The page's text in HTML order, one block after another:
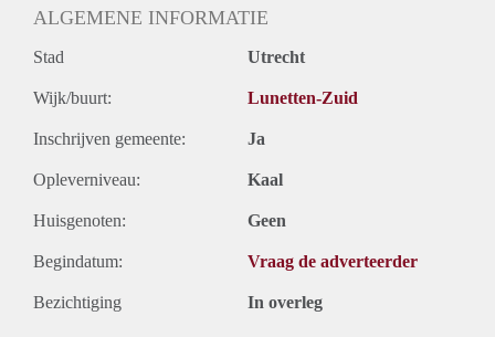
ALGEMENE INFORMATIE
Stad Utrecht
Wijk/buurt: Lunetten-Zuid
Inschrijven gemeente: Ja
Opleverniveau: Kaal
Huisgenoten: Geen
Begindatum: Vraag de adverteerder
Bezichtiging In overleg